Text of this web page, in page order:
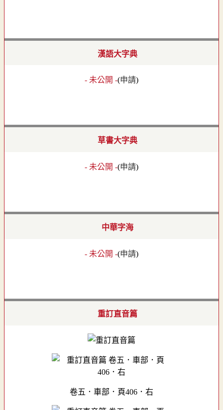
漢語大字典
- 未公開 -(申請)
草書大字典
- 未公開 -(申請)
中華字海
- 未公開 -(申請)
重訂直音篇
卷五．車部．頁406．右